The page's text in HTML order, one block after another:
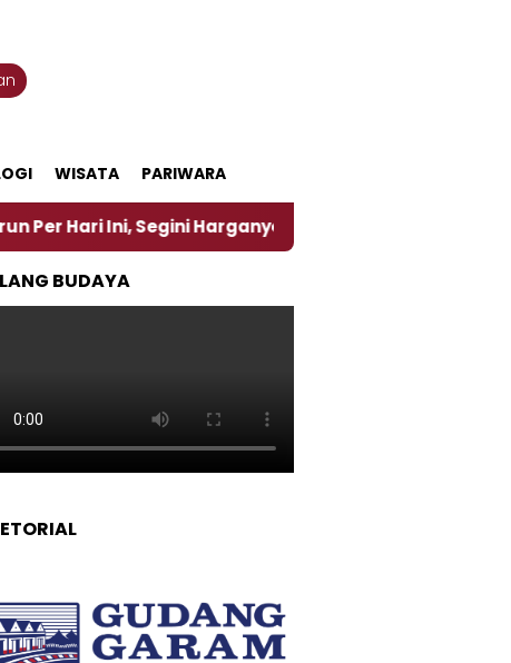
WISATA PARIWARA
Segini Harganya ‎Nasirun Maestro Lukis
BUDAYA